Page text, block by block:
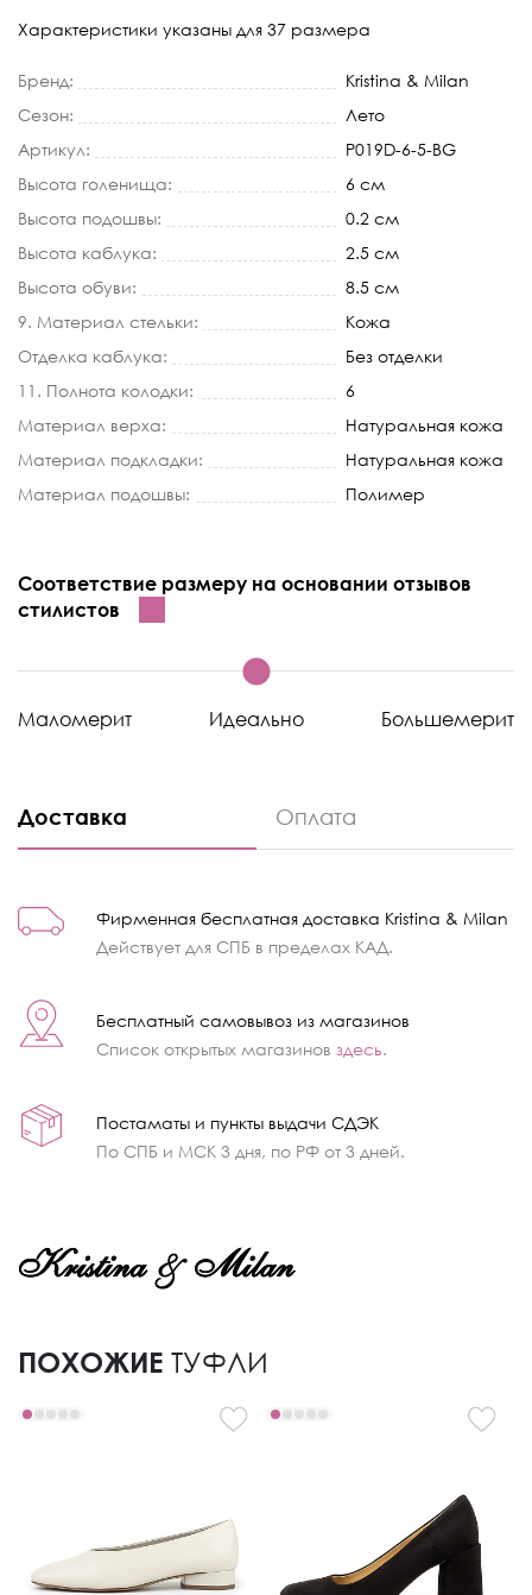
Характеристики указаны для 37 размера
Бренд:
Kristina & Milan
Сезон:
Лето
Артикул:
P019D-6-5-BG
Высота голенища:
6 см
Высота подошвы:
0.2 см
Высота каблука:
2.5 см
Высота обуви:
8.5 см
9. Материал стельки:
Кожа
Отделка каблука:
Без отделки
11. Полнота колодки:
6
Материал верха:
Натуральная кожа
Материал подкладки:
Натуральная кожа
Материал подошвы:
Полимер
Соответствие размеру на основании отзывов
стилистов
Маломерит Идеально Большемерит
Доставка Оплата
Фирменная бесплатная доставка Kristina & Milan
Действует для СПБ в пределах КАД.
Бесплатный самовывоз из магазинов
Список открытых магазинов здесь.
Постаматы и пункты выдачи СДЭК
По СПБ и МСК 3 дня, по РФ от 3 дней.
ПОХОЖИЕ ТУФЛИ